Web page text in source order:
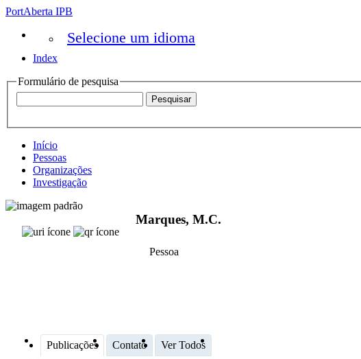
PortAberta IPB
Selecione um idioma
Index
Formulário de pesquisa
Início
Pessoas
Organizações
Investigação
Marques, M.C.
Pessoa
Publicações Contato Ver Todos